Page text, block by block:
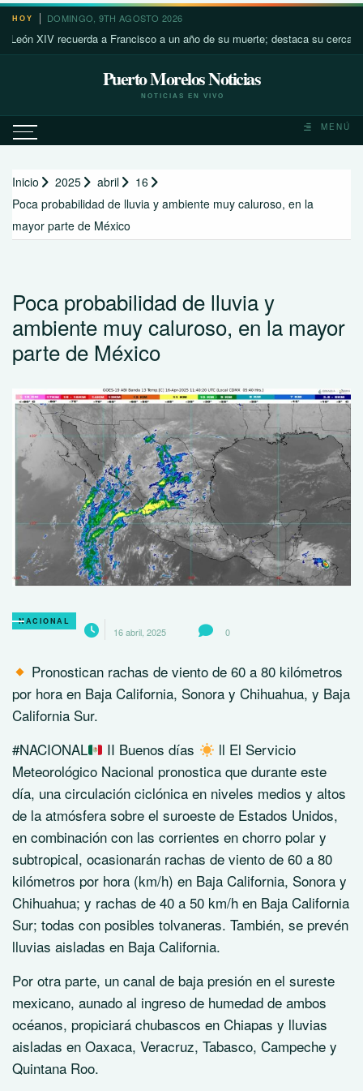
Saltar
contenido
HOY DOMINGO, 9TH AGOSTO 2026
XIV recuerda a Francisco a un año de su muerte; destaca su cercanía
Puerto Morelos Noticias
NOTICIAS EN VIVO
MENÚ
Inicio 2025 abril
16
Poca probabilidad de lluvia y ambiente muy caluroso, en la
mayor parte de México
Poca probabilidad de lluvia y
ambiente muy caluroso, en la mayor
parte de México
NACIONAL
16 abril, 2025 0
Pronostican rachas de viento de 60 a 80 kilómetros
por hora en Baja California, Sonora y Chihuahua, y Baja
California Sur.
#NACIONAL
II Buenos días
ll El Servicio
Meteorológico Nacional pronostica que durante este
día, una circulación ciclónica en niveles medios y altos
de la atmósfera sobre el suroeste de Estados Unidos,
en combinación con las corrientes en chorro polar y
subtropical, ocasionarán rachas de viento de 60 a 80
kilómetros por hora (km/h) en Baja California, Sonora y
Chihuahua; y rachas de 40 a 50 km/h en Baja California
Sur; todas con posibles tolvaneras. También, se prevén
lluvias aisladas en Baja California.
Por otra parte, un canal de baja presión en el sureste
mexicano, aunado al ingreso de humedad de ambos
océanos, propiciará chubascos en Chiapas y lluvias
aisladas en Oaxaca, Veracruz, Tabasco, Campeche y
Quintana Roo.